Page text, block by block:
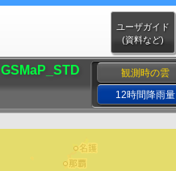
ユーザガイド
(資料など)
GSMaP_STD 観測時の雲
12時間降雨量